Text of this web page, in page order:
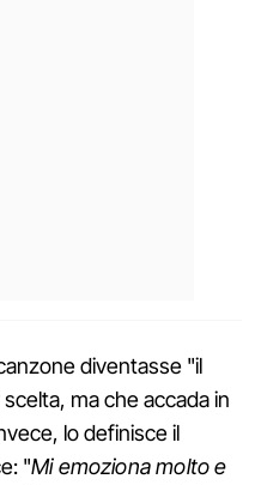
diventasse "il
ma che accada in
lo definisce il
"Mi emoziona molto e